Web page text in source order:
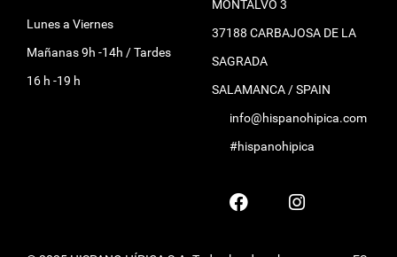
Lunes a Viernes
Mañanas 9h -14h / Tardes
16 h -19 h
MONTALVO 3
37188 CARBAJOSA DE LA
SAGRADA
SALAMANCA / SPAIN
info@hispanohipica.com
#hispanohipica